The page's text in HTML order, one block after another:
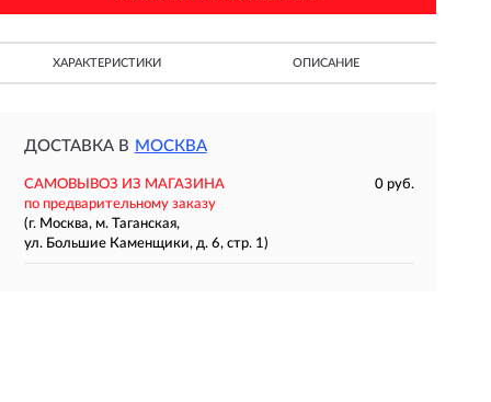
ХАРАКТЕРИСТИКИ ОПИСАНИЕ
ДОСТАВКА В МОСКВА
САМОВЫВОЗ ИЗ МАГАЗИНА
0 руб.
по предварительному заказу
(г. Москва, м. Таганская,
ул. Большие Каменщики, д. 6, стр. 1)